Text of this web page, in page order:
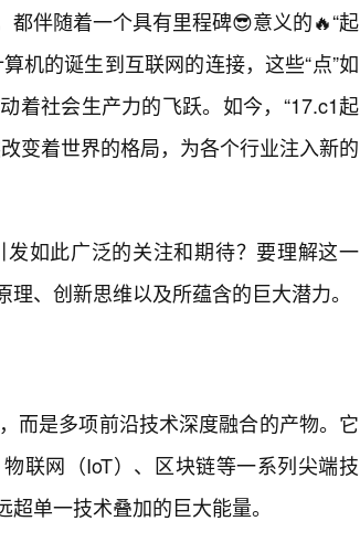
伴随着一个具有里程碑😎意义的🔥“起
机的诞生到互联网的连接，这些“点”如
着社会生产力的飞跃。如今，“17.c1起
变着世界的格局，为各个行业注入新的
发如此广泛的关注和期待？要理解这一
、创新思维以及所蕴含的巨大潜力。
而是多项前沿技术深度融合的产物。它
联网（IoT）、区块链等一系列尖端技
单一技术叠加的巨大能量。